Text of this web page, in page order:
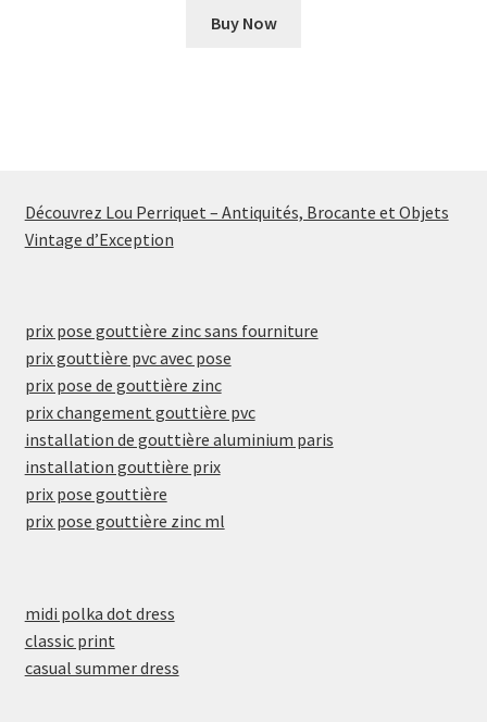
Buy Now
Découvrez Lou Perriquet – Antiquités, Brocante et Objets
Vintage d’Exception
prix pose gouttière zinc sans fourniture
prix gouttière pvc avec pose
prix pose de gouttière zinc
prix changement gouttière pvc
installation de gouttière aluminium paris
installation gouttière prix
prix pose gouttière
prix pose gouttière zinc ml
midi polka dot dress
classic print
casual summer dress